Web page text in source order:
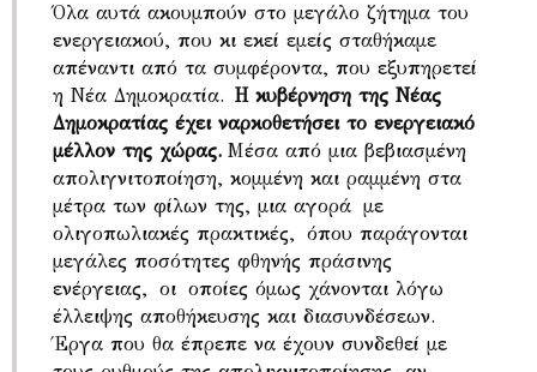
Όλα αυτά ακουμπούν στο μεγάλο ζήτημα του
ενεργειακού, που κι εκεί εμείς σταθήκαμε
απέναντι από τα συμφέροντα, που εξυπηρετεί
η Νέα Δημοκρατία. Η κυβέρνηση της Νέας
Δημοκρατίας έχει ναρκοθετήσει το ενεργειακό
μέλλον της χώρας. Μέσα από μια βεβιασμένη
απολιγνιτοποίηση, κομμένη και ραμμένη στα
μέτρα των φίλων της, μια αγορά με
ολιγοπωλιακές πρακτικές, όπου παράγονται
μεγάλες ποσότητες φθηνής πράσινης
ενέργειας, οι οποίες όμως χάνονται λόγω
έλλειψης αποθήκευσης και διασυνδέσεων.
Έργα που θα έπρεπε να έχουν συνδεθεί με